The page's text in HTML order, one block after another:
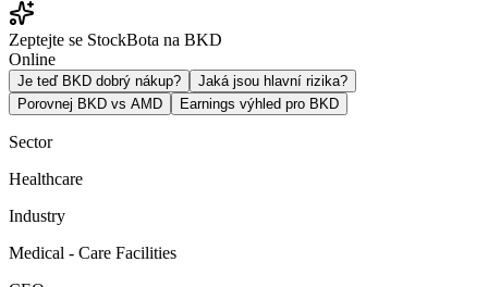
Zeptejte se StockBota na BKD
Online
Je teď BKD dobrý nákup?
Jaká jsou hlavní rizika?
Porovnej BKD vs AMD
Earnings výhled pro BKD
Sector
Healthcare
Industry
Medical - Care Facilities